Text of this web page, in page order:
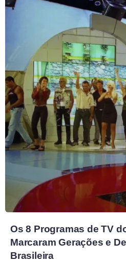
Os 8 Programas de TV
Marcaram Gerações e
Brasileira